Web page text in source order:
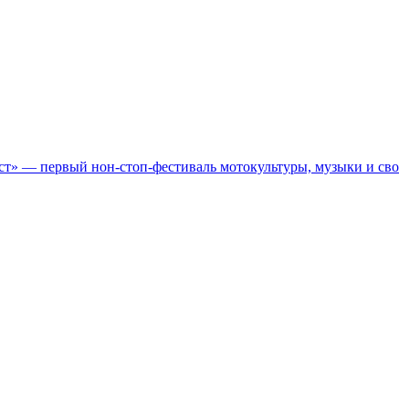
— первый нон-стоп-фестиваль мотокультуры, музыки и